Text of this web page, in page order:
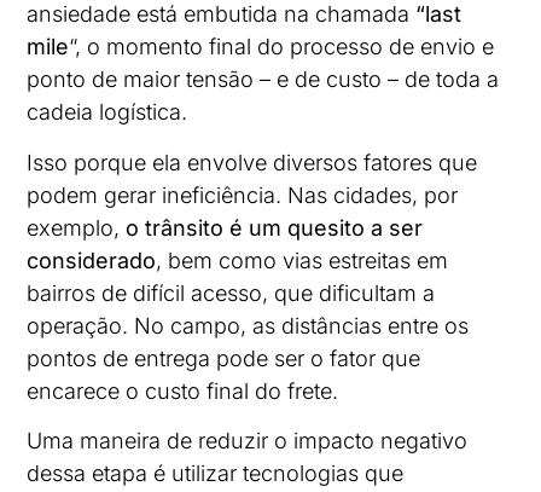
ansiedade está embutida na chamada “last
mile“, o momento final do processo de envio e
ponto de maior tensão – e de custo – de toda a
cadeia logística.
Isso porque ela envolve diversos fatores que
podem gerar ineficiência. Nas cidades, por
exemplo, o trânsito é um quesito a ser
considerado, bem como vias estreitas em
bairros de difícil acesso, que dificultam a
operação. No campo, as distâncias entre os
pontos de entrega pode ser o fator que
encarece o custo final do frete.
Uma maneira de reduzir o impacto negativo
dessa etapa é utilizar tecnologias que